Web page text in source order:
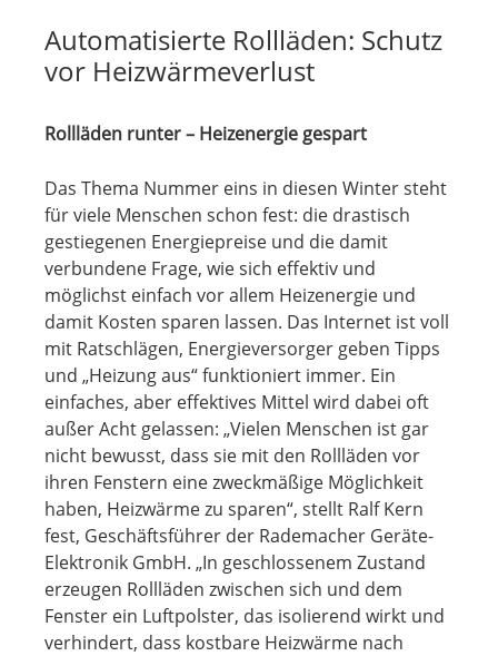
Automatisierte Rollläden: Schutz
vor Heizwärmeverlust
Rollläden runter – Heizenergie gespart
Das Thema Nummer eins in diesen Winter steht
für viele Menschen schon fest: die drastisch
gestiegenen Energiepreise und die damit
verbundene Frage, wie sich effektiv und
möglichst einfach vor allem Heizenergie und
damit Kosten sparen lassen. Das Internet ist voll
mit Ratschlägen, Energieversorger geben Tipps
und „Heizung aus“ funktioniert immer. Ein
einfaches, aber effektives Mittel wird dabei oft
außer Acht gelassen: „Vielen Menschen ist gar
nicht bewusst, dass sie mit den Rollläden vor
ihren Fenstern eine zweckmäßige Möglichkeit
haben, Heizwärme zu sparen“, stellt Ralf Kern
fest, Geschäftsführer der Rademacher Geräte-
Elektronik GmbH. „In geschlossenem Zustand
erzeugen Rollläden zwischen sich und dem
Fenster ein Luftpolster, das isolierend wirkt und
verhindert, dass kostbare Heizwärme nach